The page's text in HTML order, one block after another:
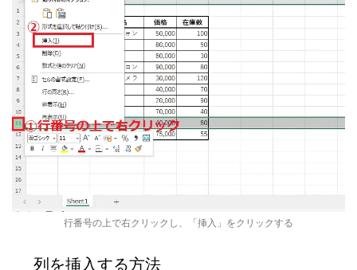
行番号の上で右クリックし、「挿入」をクリックする
列を挿入する方法